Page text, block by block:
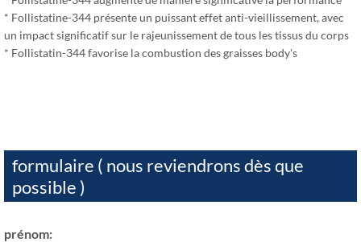
* Follistatine-344 présente un puissant effet anti-vieillissement, avec
un impact significatif sur le rajeunissement de tous les tissus du corps
* Follistatin-344 favorise la combustion des graisses body's
formulaire ( nous reviendrons dès que
possible )
prénom: